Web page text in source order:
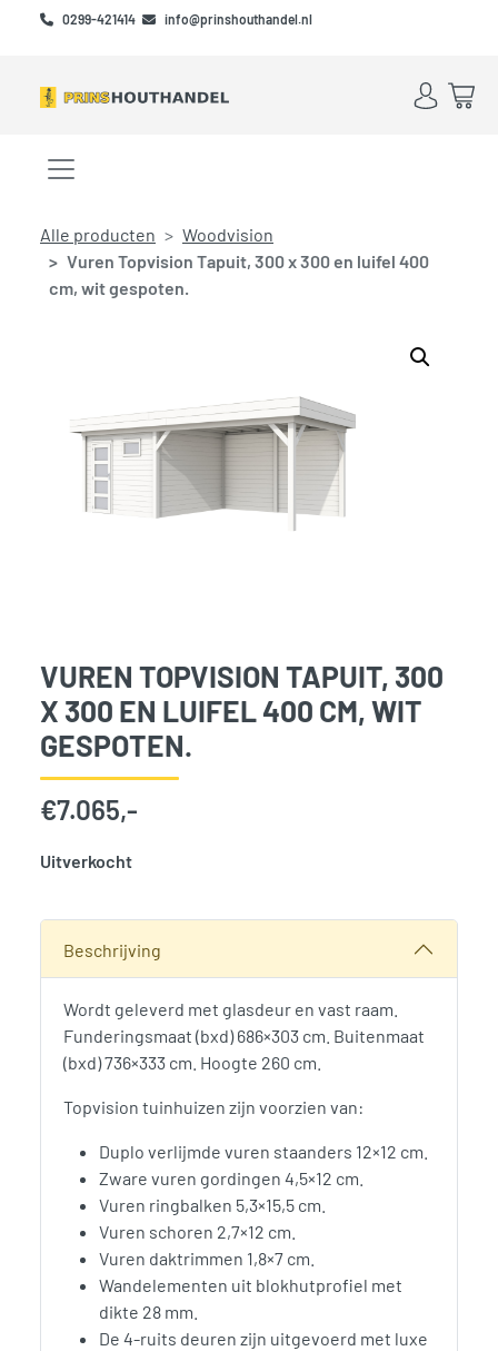
Skip to main content
Skip to footer
0299-421414 info@prinshouthandel.nl
Account
Menu openen/sluiten
Alle producten
Woodvision
Vuren Topvision Tapuit, 300 x 300 en luifel 400
cm, wit gespoten.
VUREN TOPVISION TAPUIT, 300
X 300 EN LUIFEL 400 CM, WIT
GESPOTEN.
€7.065,-
Uitverkocht
Beschrijving
Wordt geleverd met glasdeur en vast raam.
Funderingsmaat (bxd) 686×303 cm. Buitenmaat
(bxd) 736×333 cm. Hoogte 260 cm.
Topvision tuinhuizen zijn voorzien van:
Duplo verlijmde vuren staanders 12×12 cm.
Zware vuren gordingen 4,5×12 cm.
Vuren ringbalken 5,3×15,5 cm.
Vuren schoren 2,7×12 cm.
Vuren daktrimmen 1,8×7 cm.
Wandelementen uit blokhutprofiel met
dikte 28 mm.
De 4-ruits deuren zijn uitgevoerd met luxe